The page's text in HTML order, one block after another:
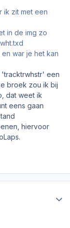
ik zit met een
in de img zo
war je het kan
een
broek zou ik bij
dat weet ik
eens gaan
hiervoor